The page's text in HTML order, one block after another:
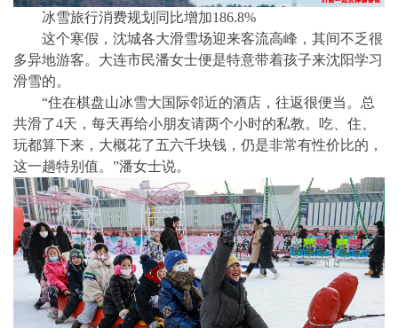
冰雪旅行消费规划同比增加186.8%
这个寒假，沈城各大滑雪场迎来客流高峰，其间不乏很
多异地游客。大连市民潘女士便是特意带着孩子来沈阳学习
滑雪的。
“住在棋盘山冰雪大国际邻近的酒店，往返很便当。总
共滑了4天，每天再给小朋友请两个小时的私教。吃、住、
玩都算下来，大概花了五六千块钱，仍是非常有性价比的，
这一趟特别值。”潘女士说。